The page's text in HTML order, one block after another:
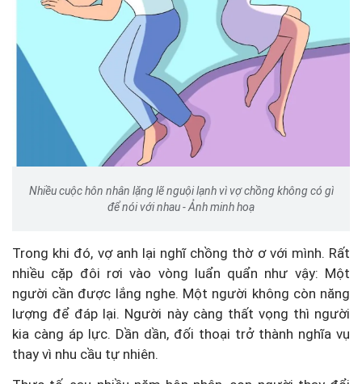
Nhiều cuộc hôn nhân lặng lẽ nguội lạnh vì vợ chồng không có gì
để nói với nhau - Ảnh minh hoạ
Trong khi đó, vợ anh lại nghĩ chồng thờ ơ với mình. Rất
nhiều cặp đôi rơi vào vòng luẩn quẩn như vậy: Một
người cần được lắng nghe. Một người không còn năng
lượng để đáp lại. Người này càng thất vọng thì người
kia càng áp lực. Dần dần, đối thoại trở thành nghĩa vụ
thay vì nhu cầu tự nhiên.